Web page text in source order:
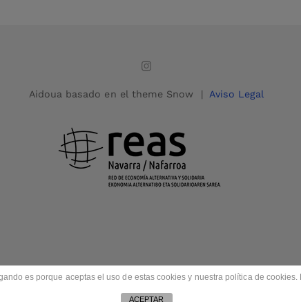
Aidoua basado en el theme Snow | Aviso Legal
es porque aceptas el uso de estas cookies y nuestra política de
ACEPTAR